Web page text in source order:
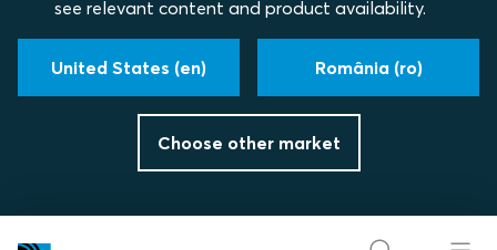
see relevant content and product availability.
United States (en) România (ro)
Choose other market